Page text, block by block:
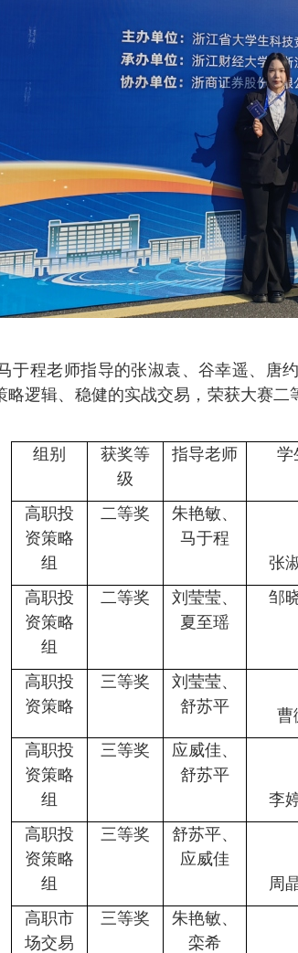
于程老师指导的张淑袁、谷幸遥、唐
略逻辑、 稳健的实战交易 ，荣获大赛
组别
获奖等
级
指导老师 学
高职投
资策略
组
二等奖 朱艳敏、
马于程
张
高职投
资策略
组
二等奖 刘莹莹、
夏至瑶
邹
高职投
资策略
三等奖
刘莹莹、
舒苏平
曹
高职投
资策略
组
三等奖
应威佳、
舒苏平
李
高职投
资策略
组
三等奖
舒苏平、
应威佳
周
高职市
场交易
三等奖
朱艳敏、
栾希